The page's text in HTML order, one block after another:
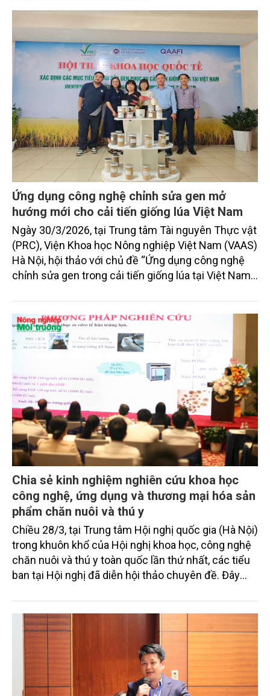
Ứng dụng công nghệ chỉnh sửa gen mở
hướng mới cho cải tiến giống lúa Việt Nam
Ngày 30/3/2026, tại Trung tâm Tài nguyên Thực vật
(PRC), Viện Khoa học Nông nghiệp Việt Nam (VAAS)
Hà Nội, hội thảo với chủ đề “Ứng dụng công nghệ
chỉnh sửa gen trong cải tiến giống lúa tại Việt Nam”
học, chuyên gia, đại diện cơ quan quản lý, các viện
nghiên cứu, trường đại học trong nước và quốc tế.
Hội thảo do Trung tâm Tài nguyên Thực vật chủ trì,
phối hợp với các đối tác quốc tế, trong đó Đại học
Queensland (Úc) là đối tác chính.
Chia sẻ kinh nghiệm nghiên cứu khoa học
công nghệ, ứng dụng và thương mại hóa sản
phẩm chăn nuôi và thú y
Chiều 28/3, tại Trung tâm Hội nghị quốc gia (Hà Nội)
trong khuôn khổ của Hội nghị khoa học, công nghệ
chăn nuôi và thú y toàn quốc lần thứ nhất, các tiểu
ban tại Hội nghị đã diễn hội thảo chuyên đề. Đây
sách, quy tụ nhà quản lý, nhà khoa học, doanh
nghiệp và các tổ chức quốc tế.